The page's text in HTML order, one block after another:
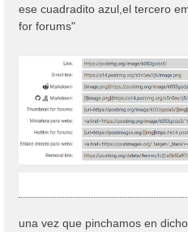
ese cuadradito azul,el tercero
for forums"
una vez que pinchamos en